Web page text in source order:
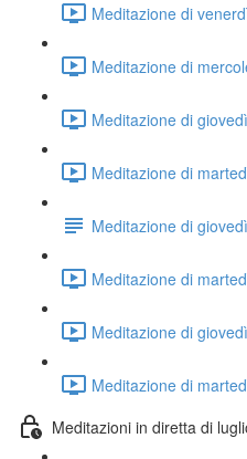
Meditazione di
Meditazione di
Meditazione di
Meditazione di
Meditazione di
Meditazione di
Meditazione di
Meditazione di
Meditazioni in diretta di